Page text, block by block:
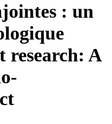
: un
research: A